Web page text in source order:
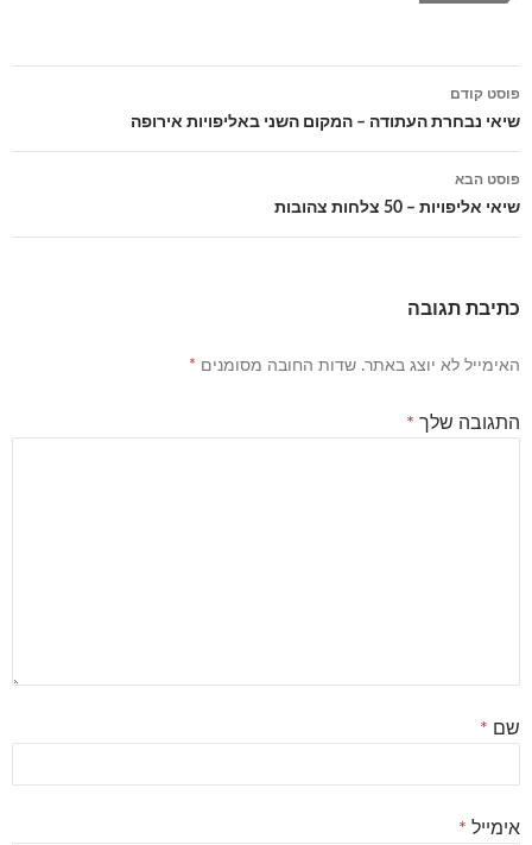
ניווט
בפוסטים
פוסט קודם
שיאי נבחרת העתודה – המקום השני באליפויות אירופה
פוסט הבא
שיאי אליפויות – 50 צלחות צהובות
כתיבת תגובה
האימייל לא יוצג באתר. שדות החובה מסומנים *
התגובה שלך *
שם *
אימייל *